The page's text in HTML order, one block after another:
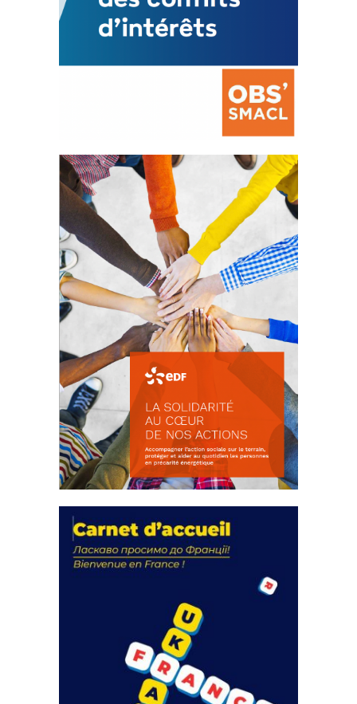
La prévention des conflits
d’intérêts
18 septembre 2023
FEUILLETER
actions
18 septembre 2023
FEUILLETER